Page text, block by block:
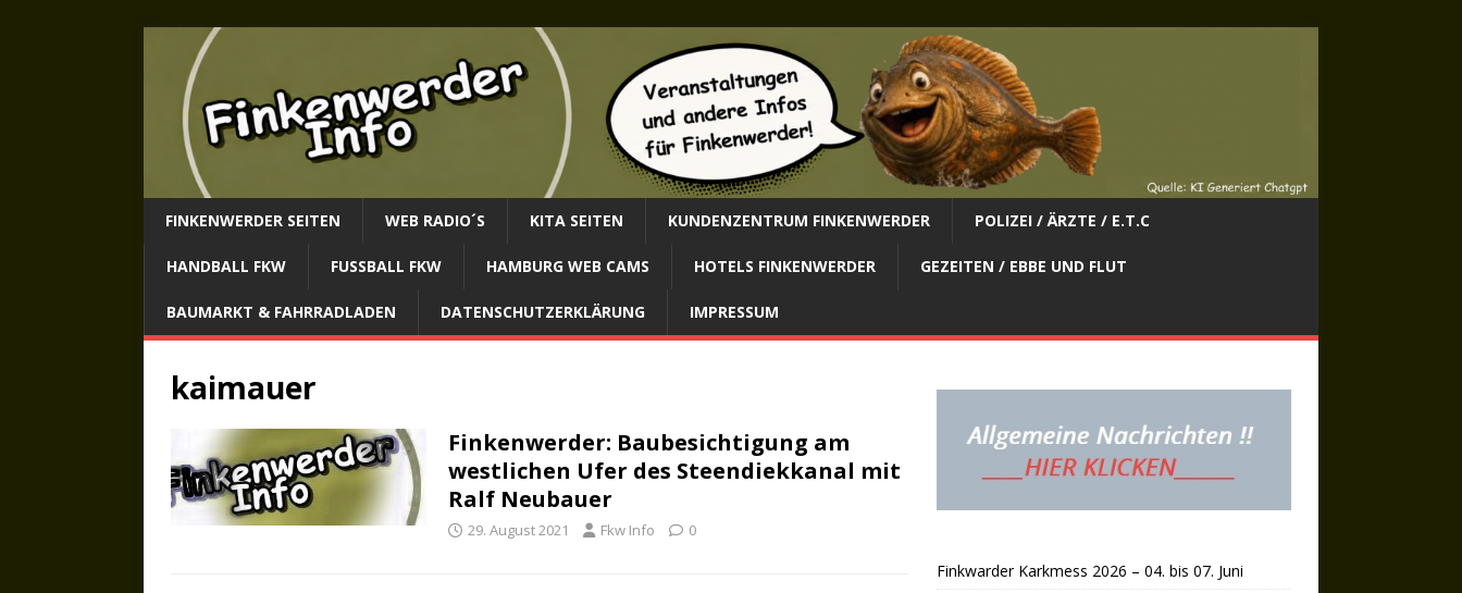
FINKENWERDER SEITEN WEB RADIO´S KITA SEITEN KUNDENZENTRUM FINKENWERDER POLIZEI / ÄRZTE / E.T.C
HANDBALL FKW FUSSBALL FKW HAMBURG WEB CAMS HOTELS FINKENWERDER GEZEITEN / EBBE UND FLUT
BAUMARKT & FAHRRADLADEN DATENSCHUTZERKLÄRUNG IMPRESSUM
kaimauer
Finkenwerder: Baubesichtigung am
westlichen Ufer des Steendiekkanal mit
Ralf Neubauer
29. August 2021 Fkw Info 0
Finkwarder Karkmess 2026 – 04. bis 07. Juni